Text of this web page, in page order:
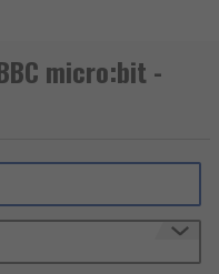
micro:bit -